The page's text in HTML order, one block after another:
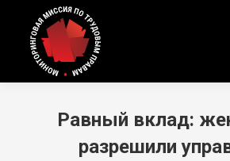
Равный вклад:
разрешили